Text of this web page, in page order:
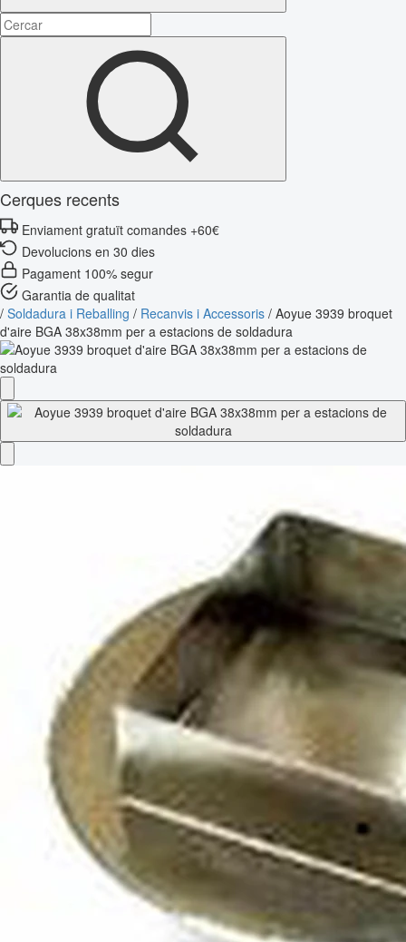
Cerques recents
Enviament gratuït comandes +60€
Devolucions en 30 dies
Pagament 100% segur
Garantia de qualitat
/ Soldadura i Reballing / Recanvis i Accessoris / Aoyue 3939 broquet
d'aire BGA 38x38mm per a estacions de soldadura